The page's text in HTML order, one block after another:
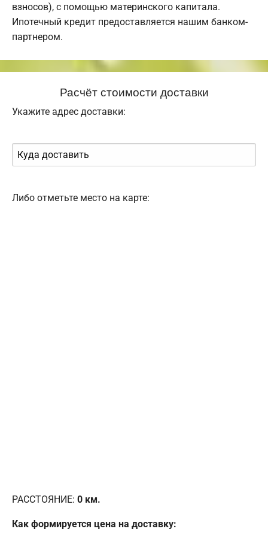
взносов), с помощью материнского капитала.
Ипотечный кредит предоставляется нашим банком-
партнером.
Расчёт стоимости доставки
Укажите адрес доставки:
Либо отметьте место на карте:
РАССТОЯНИЕ: 0 км.
Как формируется цена на доставку: